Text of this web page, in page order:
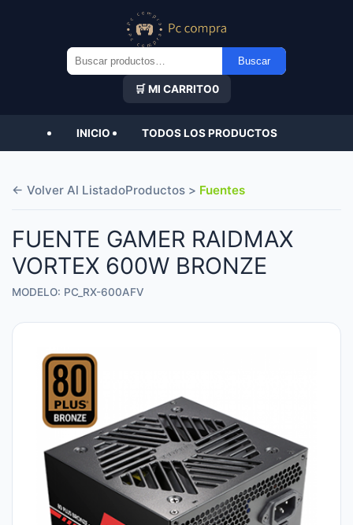
Buscar
por:
Buscar
🛒 MI CARRITO0
INICIO TODOS LOS PRODUCTOS
← Volver Al ListadoProductos > Fuentes
FUENTE GAMER RAIDMAX
VORTEX 600W BRONZE
MODELO: PC_RX-600AFV